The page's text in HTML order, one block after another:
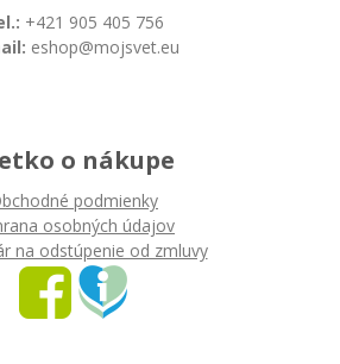
+421 905 405 756
eshop@mojsvet.eu
o nákupe
podmienky
osobných údajov
na odstúpenie od zmluvy